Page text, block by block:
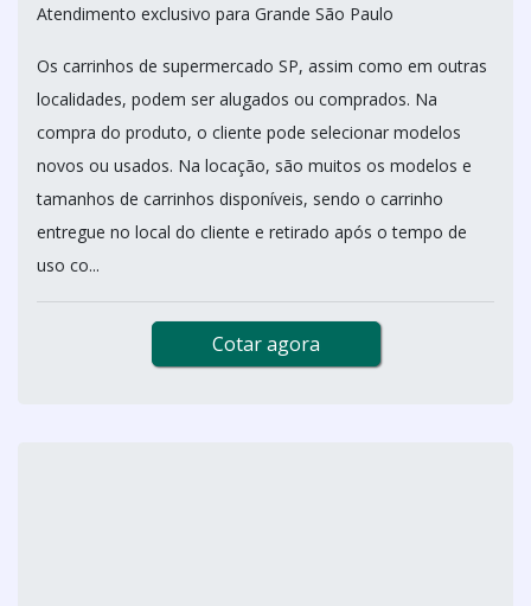
Atendimento exclusivo para Grande São Paulo
Os carrinhos de supermercado SP, assim como em outras
localidades, podem ser alugados ou comprados. Na
compra do produto, o cliente pode selecionar modelos
novos ou usados. Na locação, são muitos os modelos e
tamanhos de carrinhos disponíveis, sendo o carrinho
entregue no local do cliente e retirado após o tempo de
uso co...
Cotar agora